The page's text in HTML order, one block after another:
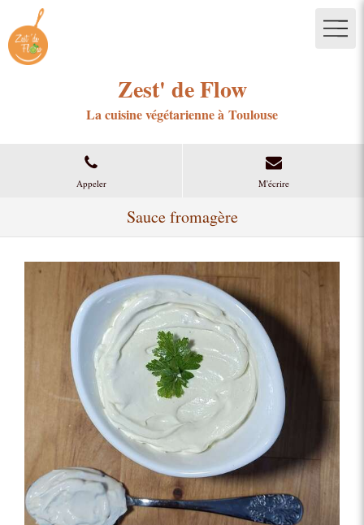
Zest' de Flow
La cuisine végétarienne à Toulouse
Appeler M'écrire
Sauce fromagère